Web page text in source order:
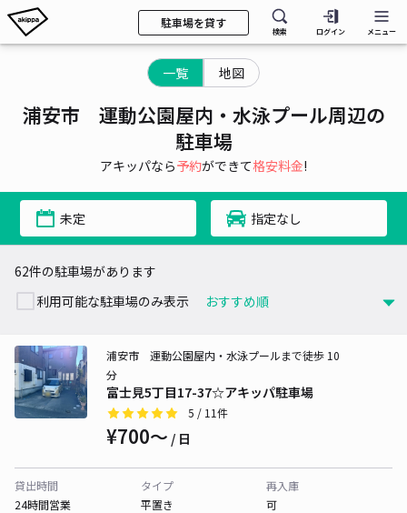
駐車場を貸す
検索 ログイン メニュー
一覧 地図
浦安市 運動公園屋内・水泳プール周辺の
駐車場
アキッパなら予約ができて格安料金!
未定 指定なし
62件の駐車場があります
利用可能な駐車場のみ表示
富士見5丁目17-37☆アキッパ駐車場
浦安市 運動公園屋内・水泳プールまで徒歩 10
分
5 / 11件
¥700〜 / 日
貸出時間
24時間営業
タイプ
平置き
再入庫
可